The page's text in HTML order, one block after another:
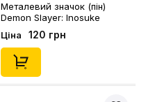
Металевий значок (пін)
Demon Slayer: Inosuke
Hashibira (Chibi), (13499)
Ціна 120 грн